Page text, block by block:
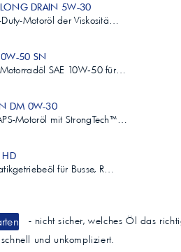
DRAIN 5W-30
Duty-Motoröl der Viskositä…
50 SN
Motorradöl SAE 10W‑50 für…
DM 0W-30
Motoröl mit StrongTech™…
HD
für Busse, R…
- nicht sicher, welches Öl das
und unkompliziert.